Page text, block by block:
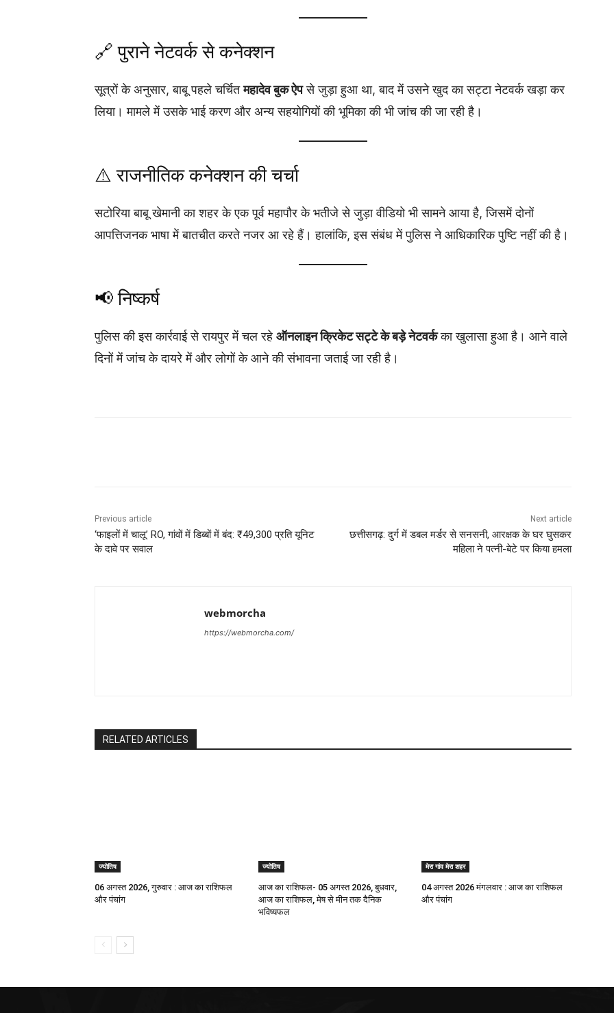
🔗 पुराने नेटवर्क से कनेक्शन
सूत्रों के अनुसार, बाबू पहले चर्चितमहादेव बुक ऐपसे जुड़ा हुआ था, बाद में उसने खुद का सट्टा नेटवर्क खड़ा कर
लिया। मामले में उसके भाई करण और अन्य सहयोगियों की भूमिका की भी जांच की जा रही है।
⚠️ राजनीतिक कनेक्शन की चर्चा
सटोरिया बाबू खेमानी का शहर के एक पूर्व महापौर के भतीजे से जुड़ा वीडियो भी सामने आया है, जिसमें दोनों
आपत्तिजनक भाषा में बातचीत करते नजर आ रहे हैं। हालांकि, इस संबंध में पुलिस ने आधिकारिक पुष्टि नहीं की है।
📢 निष्कर्ष
पुलिस की इस कार्रवाई से रायपुर में चल रहे ऑनलाइन क्रिकेट सट्टे के बड़े नेटवर्कका खुलासा हुआ है। आने वाले
दिनों में जांच के दायरे में और लोगों के आने की संभावना जताई जा रही है।
Previous article
‘फाइलों में चालू’ RO, गांवों में डिब्बों में बंद: ₹49,300 प्रति यूनिट
के दावे पर सवाल
Next article
छत्तीसगढ़: दुर्ग में डबल मर्डर से सनसनी, आरक्षक के घर घुसकर
महिला ने पत्नी-बेटे पर किया हमला
webmorcha
https://webmorcha.com/
RELATED ARTICLES
ज्योतिष
06 अगस्त 2026, गुरुवार : आज का राशिफल
और पंचांग
ज्योतिष
आज का राशिफल- 05 अगस्त 2026, बुधवार,
आज का राशिफल, मेष से मीन तक दैनिक
भविष्यफल
मेरा गांव मेरा शहर
04 अगस्त 2026 मंगलवार : आज का राशिफल
और पंचांग